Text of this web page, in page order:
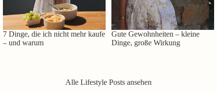
7 Dinge, die ich nicht mehr kaufe
– und warum
Gute Gewohnheiten – kleine
Dinge, große Wirkung
Alle Lifestyle Posts ansehen